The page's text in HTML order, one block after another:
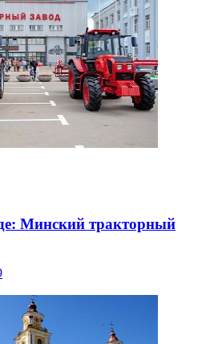
Минский тракторный